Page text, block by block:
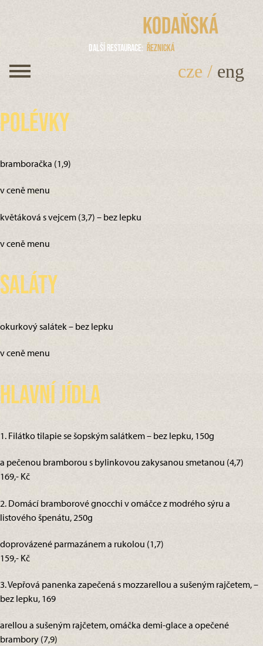
Kodaňská
Další restaurace Řeznická
cze / eng
Polévky
bramboračka (1,9)
v ceně menu
květáková s vejcem (3,7) – bez lepku
v ceně menu
Saláty
okurkový salátek – bez lepku
v ceně menu
Hlavní jídla
1. Filátko tilapie se šopským salátkem – bez lepku, 150g
a pečenou bramborou s bylinkovou zakysanou smetanou (4,7)
169,- Kč
2. Domácí bramborové gnocchi v omáčce z modrého sýru a
listového špenátu, 250g
doprovázené parmazánem a rukolou (1,7)
159,- Kč
3. Vepřová panenka zapečená s mozzarellou a sušeným rajčetem, –
bez lepku, 169
arellou a sušeným rajčetem, omáčka demi-glace a opečené
brambory (7,9)